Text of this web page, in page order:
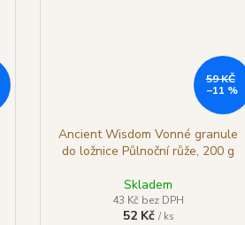
59 KČ
–11 %
Ancient Wisdom Vonné granule
do ložnice Půlnoční růže, 200 g
Skladem
43 Kč bez DPH
52 Kč/ ks